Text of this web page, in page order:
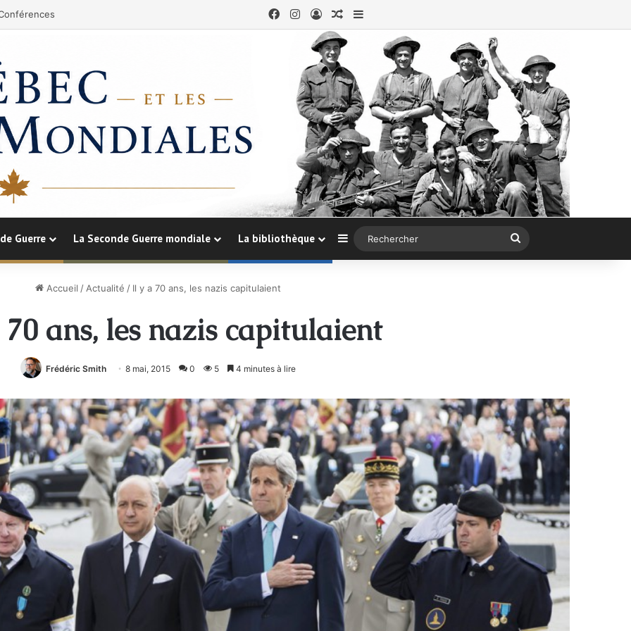
Facebook
InstagramConnexion
Article au hasard
Sidebar (barre latérale)
Guerre La Seconde Guerre mondiale La bibliothèque Sidebar (barre latérale)
Accueil / Actualité / Il y a 70 ans, les nazis capitulaient
ans, les nazis capitulaient
Frédéric Smith 8 mai, 2015 0 5 4 minutes à lire